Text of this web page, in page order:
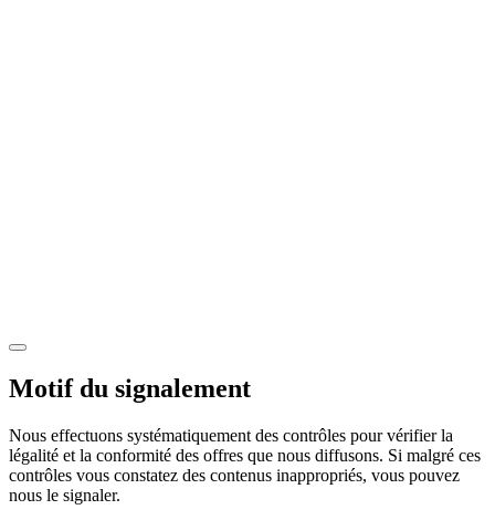
Motif du signalement
Nous effectuons systématiquement des contrôles pour vérifier la
légalité et la conformité des offres que nous diffusons. Si malgré ces
contrôles vous constatez des contenus inappropriés, vous pouvez
nous le signaler.